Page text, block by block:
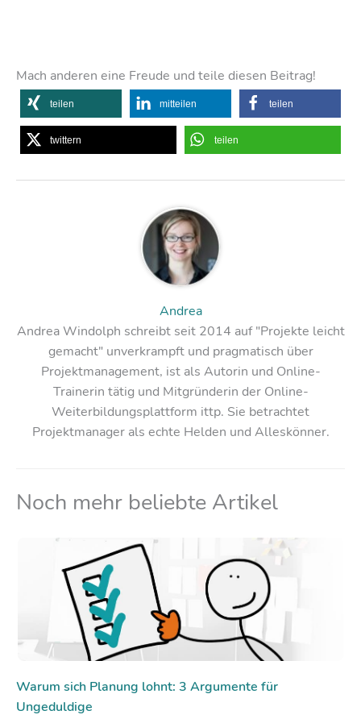
Mach anderen eine Freude und teile diesen Beitrag!
teilen mitteilen teilen
twittern teilen
Andrea
Andrea Windolph schreibt seit 2014 auf "Projekte leicht
gemacht" unverkrampft und pragmatisch über
Projektmanagement, ist als Autorin und Online-
Trainerin tätig und Mitgründerin der Online-
Weiterbildungsplattform ittp. Sie betrachtet
Projektmanager als echte Helden und Alleskönner.
Noch mehr beliebte Artikel
Warum sich Planung lohnt: 3 Argumente für
Ungeduldige